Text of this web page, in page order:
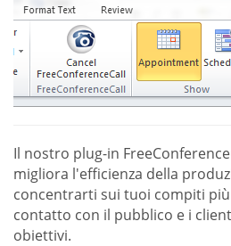
Il nostro plug-in
migliora l'efficienza della
concentrarti sui tuoi compiti
contatto con il pubblico e i
obiettivi.